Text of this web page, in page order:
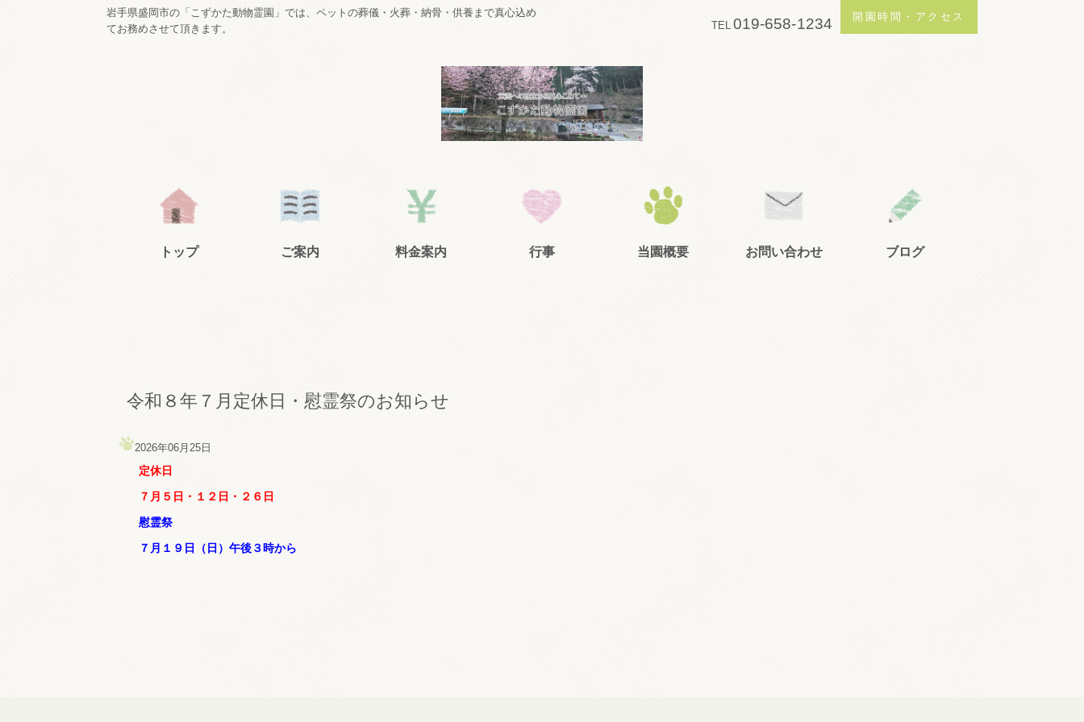
岩手県盛岡市の「こずかた動物霊園」では、ペットの葬儀・火葬・納骨・供養まで真心込め
てお務めさせて頂きます。
TEL 019-658-1234 開園時間・アクセス
トップ ご案内 料金案内 行事 当園概要 お問い合わせ ブログ
令和８年７月定休日・慰霊祭のお知らせ
2026年06月25日
定休日
７月５日・１２日・２６日
慰霊祭
７月１９日（日）午後３時から